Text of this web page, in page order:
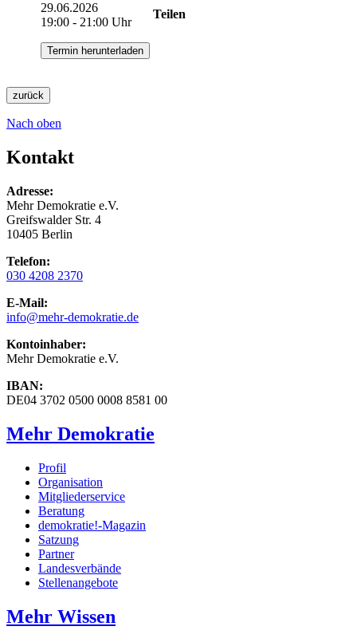
29.06.2026
19:00 - 21:00 Uhr
Termin herunterladen
Teilen
zurück
Nach oben
Kontakt
Adresse:
Mehr Demokratie e.V.
Greifswalder Str. 4
10405 Berlin
Telefon:
030 4208 2370
E-Mail:
info@mehr-demokratie.de
Kontoinhaber:
Mehr Demokratie e.V.
IBAN:
DE04 3702 0500 0008 8581 00
Mehr Demokratie
Profil
Organisation
Mitgliederservice
Beratung
demokratie!-Magazin
Satzung
Partner
Landesverbände
Stellenangebote
Mehr Wissen